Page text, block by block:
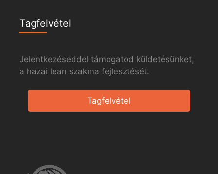
Tagfelvétel
Jelentkezéseddel támogatod küldetésünket,
a hazai lean szakma fejlesztését.
Tagfelvétel